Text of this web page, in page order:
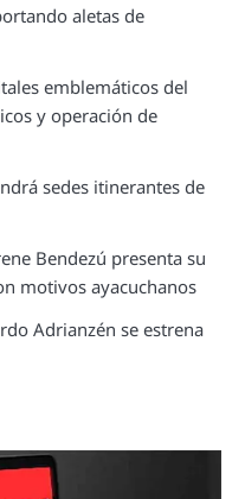
aletas de
emblemáticos del
y operación de
sedes itinerantes de
Bendezú presenta su
motivos ayacuchanos
Adrianzén se estrena